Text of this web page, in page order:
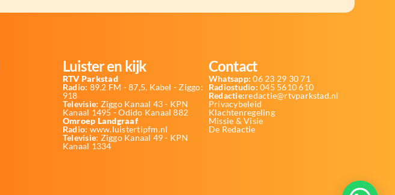
Luister en kijk
RTV Parkstad
Radio: 89,2 FM - 87,5, Kabel - Ziggo:
918
Televisie: Ziggo Kanaal 43 - KPN
Kanaal 1495 - Odido Kanaal 882
Omroep Landgraaf
Radio: www.luistertipfm.nl
Televisie: Ziggo Kanaal 49 - KPN
Kanaal 1334
Contact
Whatsapp: 06 23 29 30 71
Radiostudio: 045 5610 610
Redactie:redactie@rtvparkstad.nl
Privacybeleid
Klachtenregeling
Missie & Visie
De Redactie